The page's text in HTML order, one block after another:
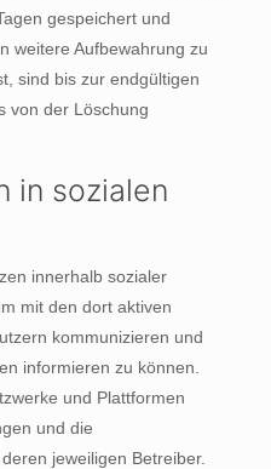
gespeichert und
weitere Aufbewahrung zu
sind bis zur endgültigen
von der Löschung
in sozialen
innerhalb sozialer
mit den dort aktiven
kommunizieren und
informieren zu können.
und Plattformen
und die
jeweiligen Betreiber.